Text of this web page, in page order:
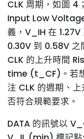
CLK 周期，如圖
Input Low
義，V_IH 在
0.30V 到 0.58V 之
CLK 的上升時間
time (t_CF)。若
注 CLK 的週期、
否符合規範要求。
DATA 的訊號以